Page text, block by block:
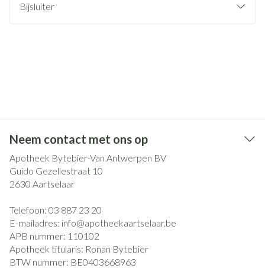
Bijsluiter
Neem contact met ons op
Apotheek Bytebier-Van Antwerpen BV
Guido Gezellestraat 10
2630 Aartselaar
Telefoon: 03 887 23 20
E-mailadres: info@apotheekaartselaar.be
APB nummer: 110102
Apotheek titularis: Ronan Bytebier
BTW nummer: BE0403668963